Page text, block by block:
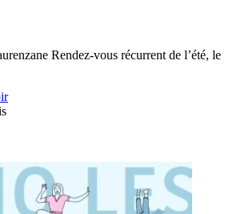
Rendez-vous récurrent de l’été, le